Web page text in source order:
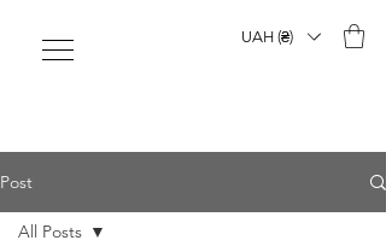
UAH (₴)
Post
All Posts